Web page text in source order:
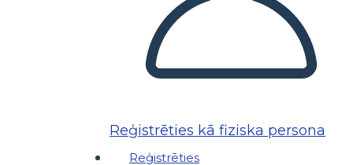
Reģistrēties kā fiziska persona
Reģistrēties